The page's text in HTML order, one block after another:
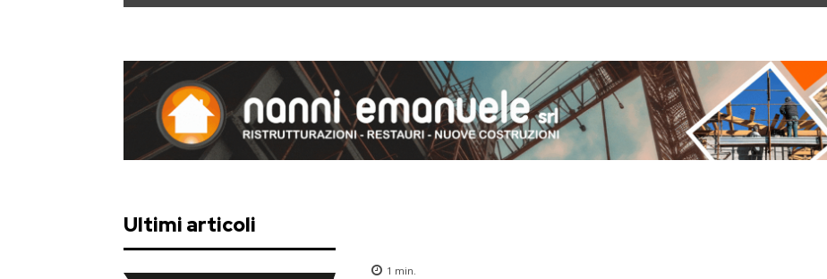
Ultimi articoli
1 min.